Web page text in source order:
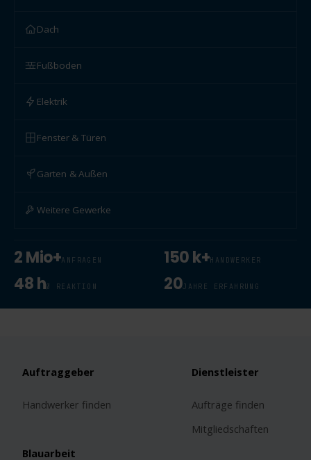
Dach
Fußboden
Elektrik
Fenster & Türen
Garten & Außen
Weitere Gewerke
2 Mio+ANFRAGEN 150 k+HANDWERKER
48 hØ REAKTION 20JAHRE ERFAHRUNG
Auftraggeber
Handwerker finden
Dienstleister
Aufträge finden
Mitgliedschaften
Blauarbeit